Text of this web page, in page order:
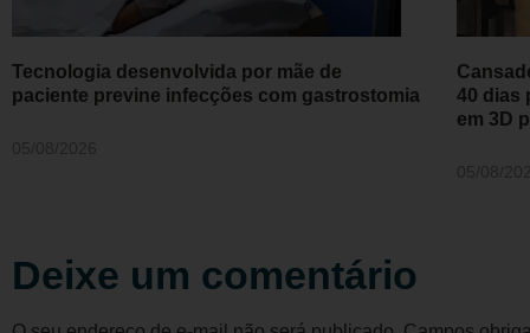
Tecnologia desenvolvida por mãe de
paciente previne infecções com gastrostomia
40 dias
em 3D
Deixe um comentário